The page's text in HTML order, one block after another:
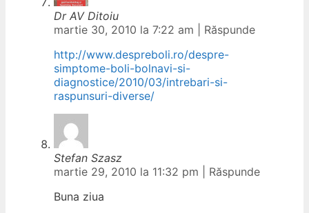
Dr AV Ditoiu
martie 30, 2010 la 7:22 am
Răspunde
http://www.despreboli.ro/despre-
simptome-boli-bolnavi-si-
diagnostice/2010/03/intrebari-si-
raspunsuri-diverse/
Stefan Szasz
martie 29, 2010 la 11:32 pm
Răspunde
Buna ziua